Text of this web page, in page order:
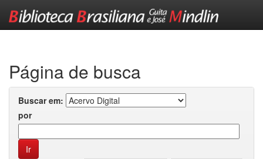
Página de busca
Buscar em:
por